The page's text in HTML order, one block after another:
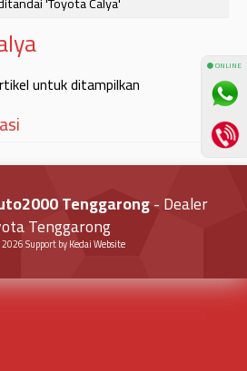
untuk ditampilkan
Tenggarong- Dealer
Tenggarong
2026Support byKedai Website
⚫ ONLINE